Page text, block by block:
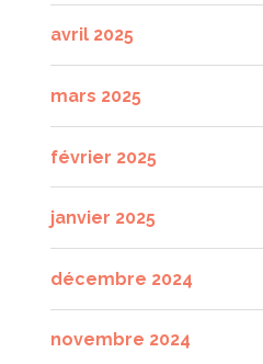
avril 2025
mars 2025
février 2025
janvier 2025
décembre 2024
novembre 2024